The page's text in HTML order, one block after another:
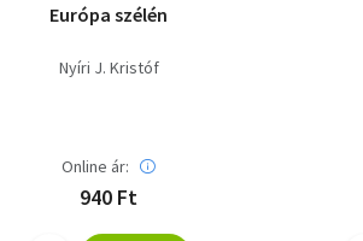
Európa szélén
Nyíri J. Kristóf
Online ár:
940 Ft